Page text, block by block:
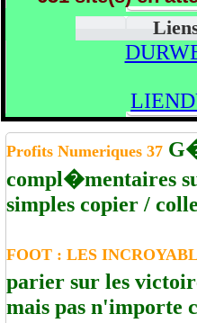
Profits Numeriques 37
compl�mentaires
simples copier /
FOOT : LES
parier sur les
mais pas n'importe